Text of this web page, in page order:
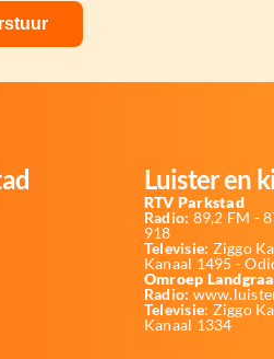
Luister en
RTV Parkstad
Radio: 89,2 FM -
918
Televisie: Ziggo
Kanaal 1495 -
Omroep
Radio:
Televisie: Ziggo
Kanaal 1334